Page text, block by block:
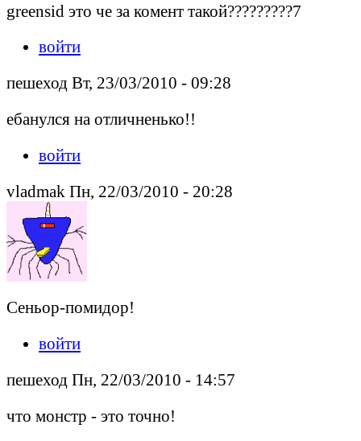
greensid это че за комент такой?????????7
войти
пешеход Вт, 23/03/2010 - 09:28
ебанулся на отличненько!!
войти
vladmak Пн, 22/03/2010 - 20:28
Сеньор-помидор!
войти
пешеход Пн, 22/03/2010 - 14:57
что монстр - это точно!